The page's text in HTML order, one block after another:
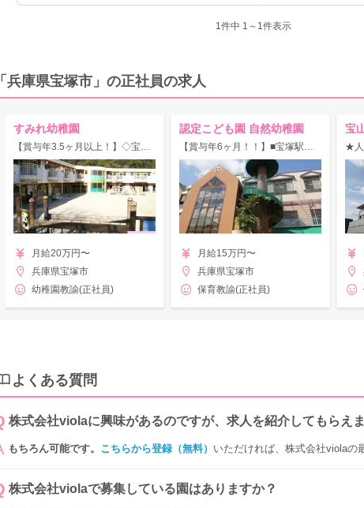
1件中 1～1件表示
「兵庫県宝塚市」の正社員の求人
すみれ幼稚園
【賞与年3.5ヶ月以上！】◇宝塚市◇宝塚の山手の緑に囲まれている幼稚園！様々な活動を通して子ども達の世界を拡げます☆
月給20万円〜
兵庫県宝塚市
幼稚園教諭(正社員)
認定こども園 自然幼稚園
【賞与年6ヶ月！！】■宝塚駅徒歩7分の認定こども園！あなたの経験を存分に活かして即戦力になろう♪
月給15万円〜
兵庫県宝塚市
保育教諭(正社員)
宝
よくある質問
株式会社violaに興味があるのですが、求人を紹介してもらえ
もちろん可能です。 こちらから登録（無料） いただければ、株式会社violaの
株式会社violaで募集している園はありますか？